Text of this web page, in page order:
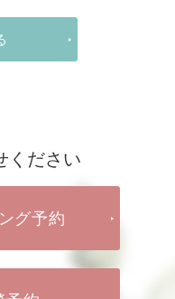
ください
グ予約